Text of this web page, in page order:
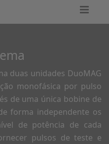
duas unidades DuoMAG
monofásica por pulso
de uma única bobine de
forma independente os
de potência de cada
pulsos de teste e